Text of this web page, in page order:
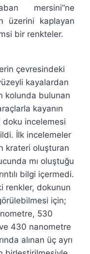
mersini”ne
üzerini kaplayan
bir renkteler.
çevresindeki
kayalardan
kolunda bulunan
kayanın
doku incelemesi
İlk incelemeler
krateri oluşturan
mı oluştuğu
bilgi içermedi.
renkler, dokunun
için;
530
430 nanometre
alınan üç ayrı